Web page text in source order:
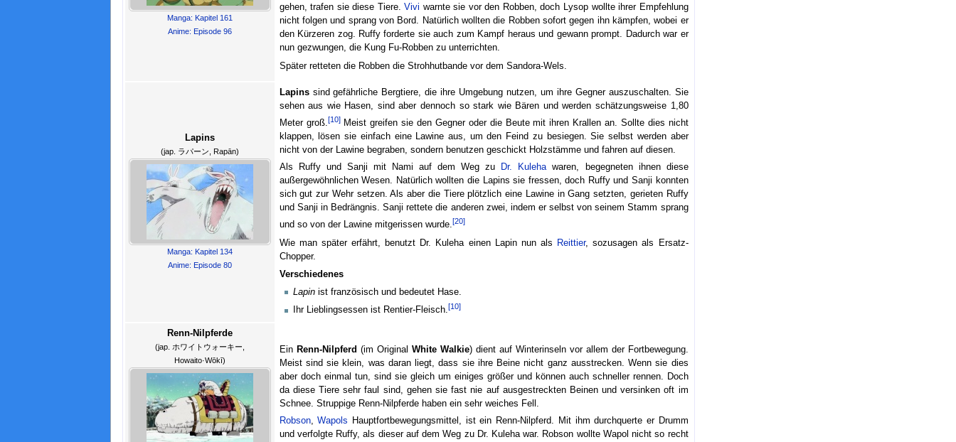
Manga: Kapitel 161
Anime: Episode 96
gehen, trafen sie diese Tiere.Vivi warnte sie vor den Robben, doch Lysop wollte ihrer Empfehlung
nicht folgen und sprang von Bord. Natürlich wollten die Robben sofort gegen ihn kämpfen, wobei er
den Kürzeren zog. Ruffy forderte sie auch zum Kampf heraus und gewann prompt. Dadurch war er
nun gezwungen, die Kung Fu-Robben zu unterrichten.
Später retteten die Robben die Strohhutbande vor dem Sandora-Wels.
Lapins
(jap. ラパーン, Rapān)
Manga: Kapitel 134
Anime: Episode 80
Lapinssind gefährliche Bergtiere, die ihre Umgebung nutzen, um ihre Gegner auszuschalten. Sie
sehen aus wie Hasen, sind aber dennoch so stark wie Bären und werden schätzungsweise 1,80
Meter groß.[10]Meist greifen sie den Gegner oder die Beute mit ihren Krallen an. Sollte dies nicht
klappen, lösen sie einfach eine Lawine aus, um den Feind zu besiegen. Sie selbst werden aber
nicht von der Lawine begraben, sondern benutzen geschickt Holzstämme und fahren auf diesen.
Als Ruffy und Sanji mit Nami auf dem Weg zu
Dr. Kulehawaren, begegneten ihnen diese
außergewöhnlichen Wesen. Natürlich wollten die Lapins sie fressen, doch Ruffy und Sanji konnten
sich gut zur Wehr setzen. Als aber die Tiere plötzlich eine Lawine in Gang setzten, gerieten Ruffy
und Sanji in Bedrängnis. Sanji rettete die anderen zwei, indem er selbst von seinem Stamm sprang
und so von der Lawine mitgerissen wurde.[20]
Wie man später erfährt, benutzt Dr. Kuleha einen Lapin nun als Reittier, sozusagen als Ersatz-
Chopper.
Verschiedenes
Lapinist französisch und bedeutet Hase.
Ihr Lieblingsessen ist Rentier-Fleisch.[10]
Renn-Nilpferde
(jap. ホワイトウォーキー,
Howaito·Wōkī)
Ein Renn-Nilpferd (im Original White Walkie) dient auf Winterinseln vor allem der Fortbewegung.
Meist sind sie klein, was daran liegt, dass sie ihre Beine nicht ganz ausstrecken. Wenn sie dies
aber doch einmal tun, sind sie gleich um einiges größer und können auch schneller rennen. Doch
da diese Tiere sehr faul sind, gehen sie fast nie auf ausgestreckten Beinen und versinken oft im
Schnee. Struppige Renn-Nilpferde haben ein sehr weiches Fell.
Robson,Wapols Hauptfortbewegungsmittel, ist ein Renn-Nilpferd. Mit ihm durchquerte er Drumm
und verfolgte Ruffy, als dieser auf dem Weg zu Dr. Kuleha war. Robson wollte Wapol nicht so recht